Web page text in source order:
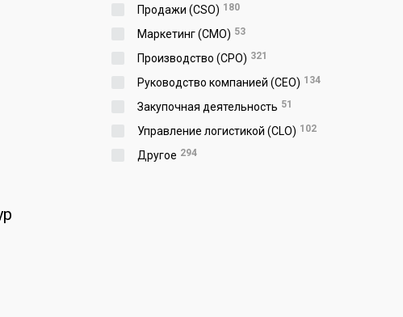
Продажи (CSO) 180
Маркетинг (CMO) 53
Производство (СPO) 321
Руководство компанией (CEO) 134
Закупочная деятельность 51
Управление логистикой (CLO) 102
Другое 294